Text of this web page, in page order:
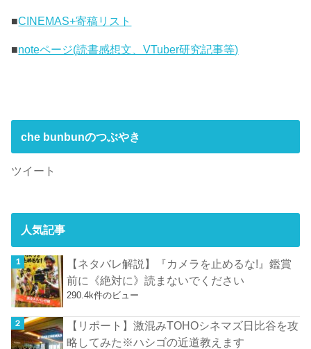
■CINEMAS+寄稿リスト
■noteページ(読書感想文、VTuber研究記事等)
che bunbunのつぶやき
ツイート
人気記事
【ネタバレ解説】『カメラを止めるな!』鑑賞
前に《絶対に》読まないでください
290.4k件のビュー
【リポート】激混みTOHOシネマズ日比谷を攻
略してみた※ハシゴの近道教えます